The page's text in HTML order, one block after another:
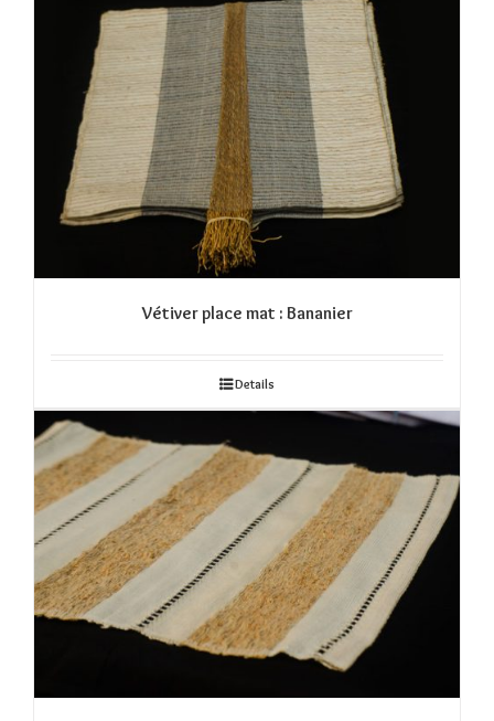
Vétiver place mat : Bananier
Details